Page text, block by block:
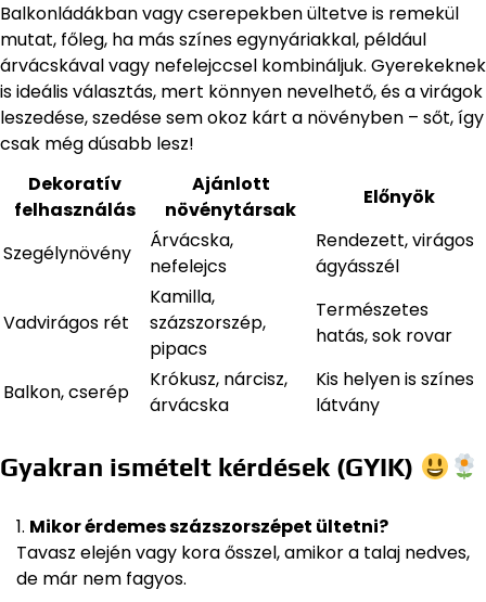
Balkonládákban vagy cserepekben ültetve is remekül
mutat, főleg, ha más színes egynyáriakkal, például
árvácskával vagy nefelejccsel kombináljuk. Gyerekeknek
is ideális választás, mert könnyen nevelhető, és a virágok
leszedése, szedése sem okoz kárt a növényben – sőt, így
csak még dúsabb lesz!
Dekoratív
felhasználás
Ajánlott
növénytársak
Előnyök
Szegélynövény
Árvácska,
nefelejcs
Rendezett, virágos
ágyásszél
Vadvirágos rét
Kamilla,
százszorszép,
pipacs
Természetes
hatás, sok rovar
Balkon, cserép
Krókusz, nárcisz,
árvácska
Kis helyen is színes
látvány
Gyakran ismételt kérdések (GYIK)
Mikor érdemes százszorszépet ültetni?
Tavasz elején vagy kora ősszel, amikor a talaj nedves,
de már nem fagyos.